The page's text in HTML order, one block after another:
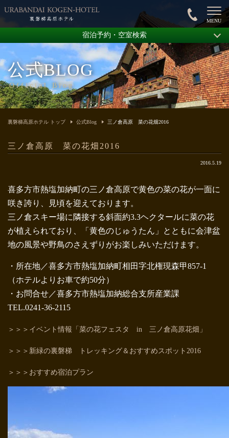
公式BLOG
Official Blog
宿泊予約・空室検索
裏磐梯高原ホテル トップ 公式Blog 三ノ倉高原 菜の花畑2016
三ノ倉高原 菜の花畑2016
2016.5.19
喜多方市熱塩加納町の三ノ倉高原で黄色の菜の花が一面に
咲き誇り、見頃を迎えております。
三ノ倉スキー場に隣接する斜面約3.3ヘクタールに菜の花
が植えられており、「黄色のじゅうたん」とともに会津盆
地の風景や野鳥のさえずりがお楽しみいただけます。
・所在地／喜多方市熱塩加納町相田字北権現森甲857-1
（ホテルよりお車で約50分）
・お問合せ／喜多方市熱塩加納総合支所産業課
TEL.0241-36-2115
＞＞＞イベント情報「菜の花フェスタ in 三ノ倉高原花畑」
＞＞＞新緑の裏磐梯 トレッキング＆おすすめスポット2016
＞＞＞おすすめ宿泊プラン